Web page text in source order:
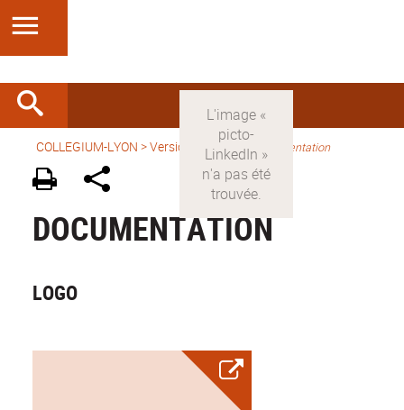
COLLEGIUM-LYON >Version anglaise > Documentation
DOCUMENTATION
LOGO